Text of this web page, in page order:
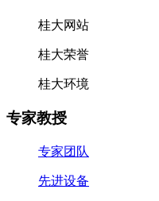
桂大网站
桂大荣誉
桂大环境
专家教授
专家团队
先进设备